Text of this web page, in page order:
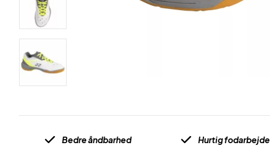
Bedre åndbarhed Hurtig fodarbejde